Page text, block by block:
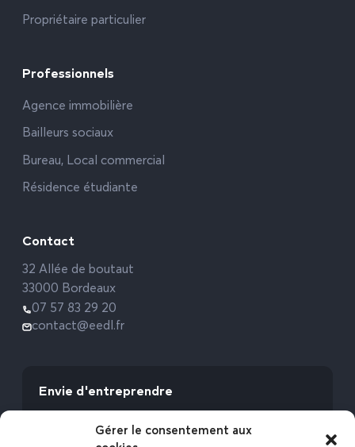
Gérer le consentement aux
Propriétaire particulier
Professionnels
Agence immobilière
Bailleurs sociaux
Bureau, Local commercial
Résidence étudiante
Contact
32 Allée de boutaut
33000 Bordeaux
07 57 83 29 20
contact@eedl.fr
Envie d'entreprendre
avec l’Expert Etat des Lieux !